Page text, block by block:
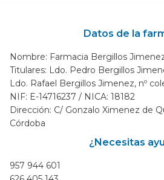
Datos de la
Nombre: Farmacia Bergillos
Titulares: Ldo. Pedro Bergillos
Ldo. Rafael Bergillos Jimenez, nº
NIF: E-14716237 / NICA: 18182
Dirección: C/ Gonzalo Ximenez de
Córdoba
¿Necesitas
957 944 601